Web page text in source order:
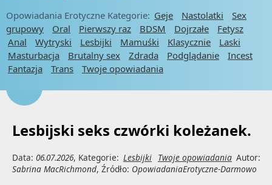
Opowiadania Erotyczne Kategorie: Geje Nastolatki
Sex
grupowy
Oral Pierwszy raz BDSM Dojrzałe
Fetysz
Anal
Wytryski Lesbijki Mamuśki Klasycznie
Laski
Masturbacja
Brutalny sex Zdrada Podglądanie
Incest
Fantazja
Trans Twoje opowiadania
Lesbijski seks czwórki koleżanek.
Data: 06.07.2026, Kategorie: Lesbijki Twoje opowiadania Autor:
Sabrina MacRichmond, Źródło: OpowiadaniaErotyczne-Darmowo